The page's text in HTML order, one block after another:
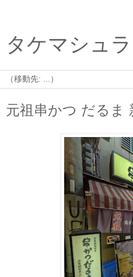
タケマシュ
元祖串かつ だるま